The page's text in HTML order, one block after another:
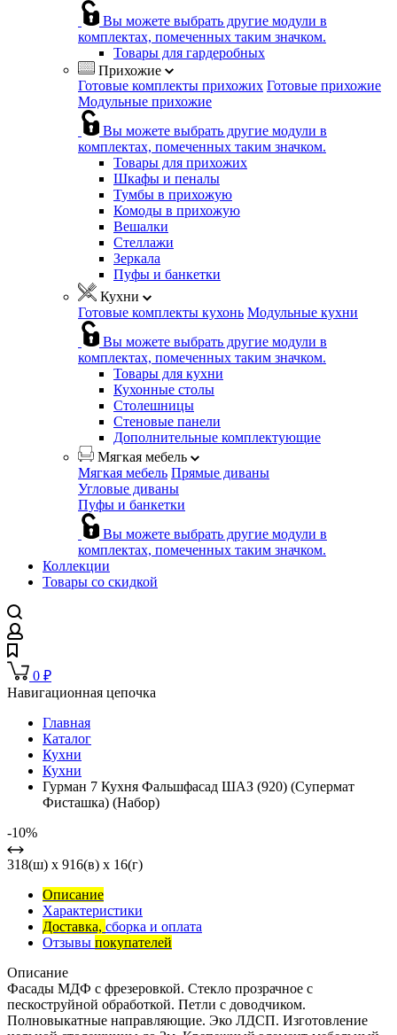
Вы можете выбрать другие модули в
комплектах, помеченных таким значком.
Товары для гардеробных
Прихожие
Готовые комплекты прихожих Готовые прихожие
Модульные прихожие
Вы можете выбрать другие модули в
комплектах, помеченных таким значком.
Товары для прихожих
Шкафы и пеналы
Тумбы в прихожую
Комоды в прихожую
Вешалки
Стеллажи
Зеркала
Пуфы и банкетки
Кухни
Готовые комплекты кухонь Модульные кухни
Вы можете выбрать другие модули в
комплектах, помеченных таким значком.
Товары для кухни
Кухонные столы
Столешницы
Стеновые панели
Дополнительные комплектующие
Мягкая мебель
Мягкая мебель Прямые диваны
Угловые диваны
Пуфы и банкетки
Вы можете выбрать другие модули в
комплектах, помеченных таким значком.
Коллекции
Товары со скидкой
0 ₽
Навигационная цепочка
Главная
Каталог
Кухни
Кухни
Гурман 7 Кухня Фальшфасад ШАЗ (920) (Супермат
Фисташка) (Набор)
-10%
318(ш) x 916(в) x 16(г)
Описание
Характеристики
Доставка, сборка и оплата
Отзывы покупателей
Описание
Фасады МДФ с фрезеровкой. Стекло прозрачное с
пескоструйной обработкой. Петли с доводчиком.
Полновыкатные направляющие. Эко ЛДСП. Изготовление